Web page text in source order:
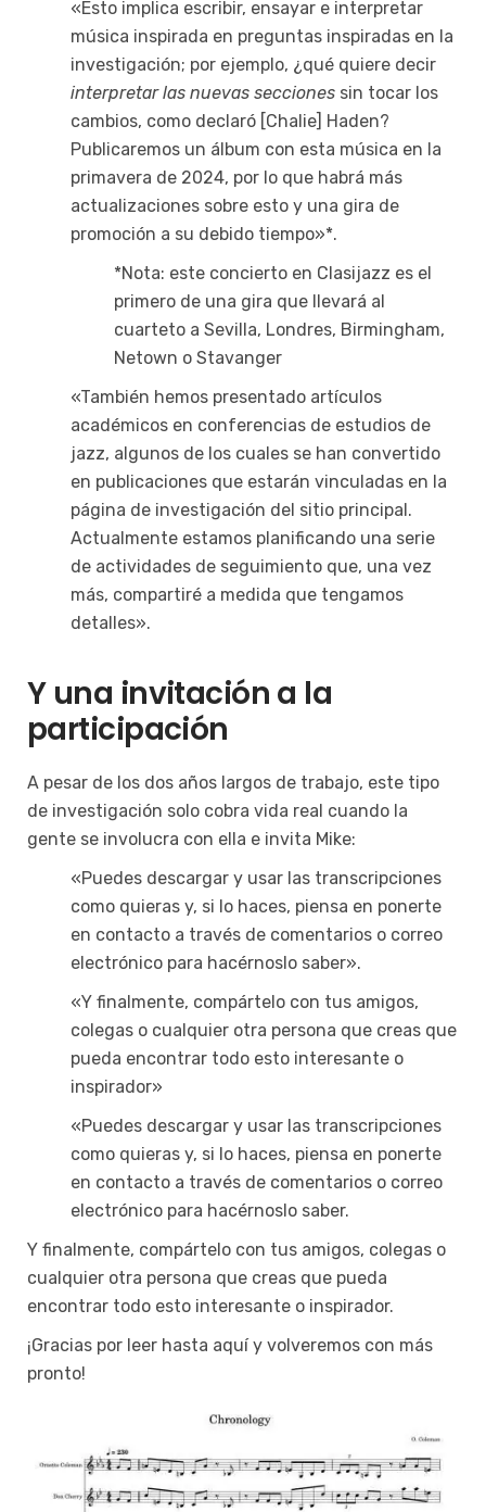
«Esto implica escribir, ensayar e interpretar
música inspirada en preguntas inspiradas en la
investigación; por ejemplo, ¿qué quiere decir
interpretar las nuevas secciones sin tocar los
cambios, como declaró [Chalie] Haden?
Publicaremos un álbum con esta música en la
primavera de 2024, por lo que habrá más
actualizaciones sobre esto y una gira de
promoción a su debido tiempo»*.
*Nota: este concierto en Clasijazz es el
primero de una gira que llevará al
cuarteto a Sevilla, Londres, Birmingham,
Netown o Stavanger
«También hemos presentado artículos
académicos en conferencias de estudios de
jazz, algunos de los cuales se han convertido
en publicaciones que estarán vinculadas en la
página de investigación del sitio principal.
Actualmente estamos planificando una serie
de actividades de seguimiento que, una vez
más, compartiré a medida que tengamos
detalles».
Y una invitación a la
participación
A pesar de los dos años largos de trabajo, este tipo
de investigación solo cobra vida real cuando la
gente se involucra con ella e invita Mike:
«Puedes descargar y usar las transcripciones
como quieras y, si lo haces, piensa en ponerte
en contacto a través de comentarios o correo
electrónico para hacérnoslo saber».
«Y finalmente, compártelo con tus amigos,
colegas o cualquier otra persona que creas que
pueda encontrar todo esto interesante o
inspirador»
«Puedes descargar y usar las transcripciones
como quieras y, si lo haces, piensa en ponerte
en contacto a través de comentarios o correo
electrónico para hacérnoslo saber.
Y finalmente, compártelo con tus amigos, colegas o
cualquier otra persona que creas que pueda
encontrar todo esto interesante o inspirador.
¡Gracias por leer hasta aquí y volveremos con más
pronto!